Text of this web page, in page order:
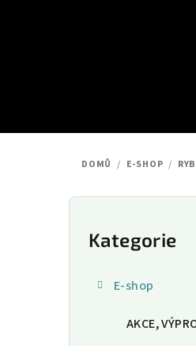
DOMŮ / E-SHOP /
P
Přeskočit
kategorie
Kategorie
E-shop
AKCE,